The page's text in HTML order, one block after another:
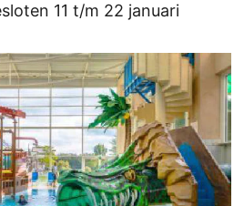
11 t/m 22 januari